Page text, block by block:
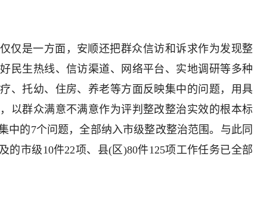
仅是一方面，安顺还把群众信访和诉求作为发现整
民生热线、信访渠道、网络平台、实地调研等多种
、托幼、住房、养老等方面反映集中的问题，用具
以群众满意不满意作为评判整改整治实效的根本标
中的7个问题，全部纳入市级整改整治范围。与此同
的市级10件22项、县(区)80件125项工作任务已全部